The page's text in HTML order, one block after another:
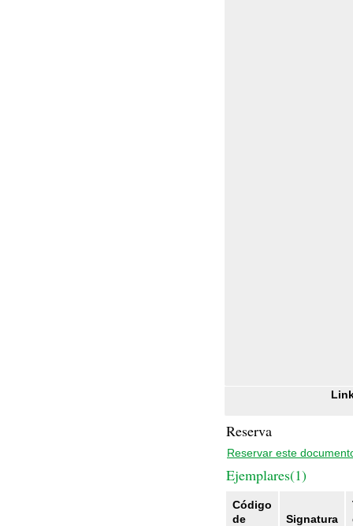
Reserva
Reservar este
Ejemplares(1)
Código
de
Signatura